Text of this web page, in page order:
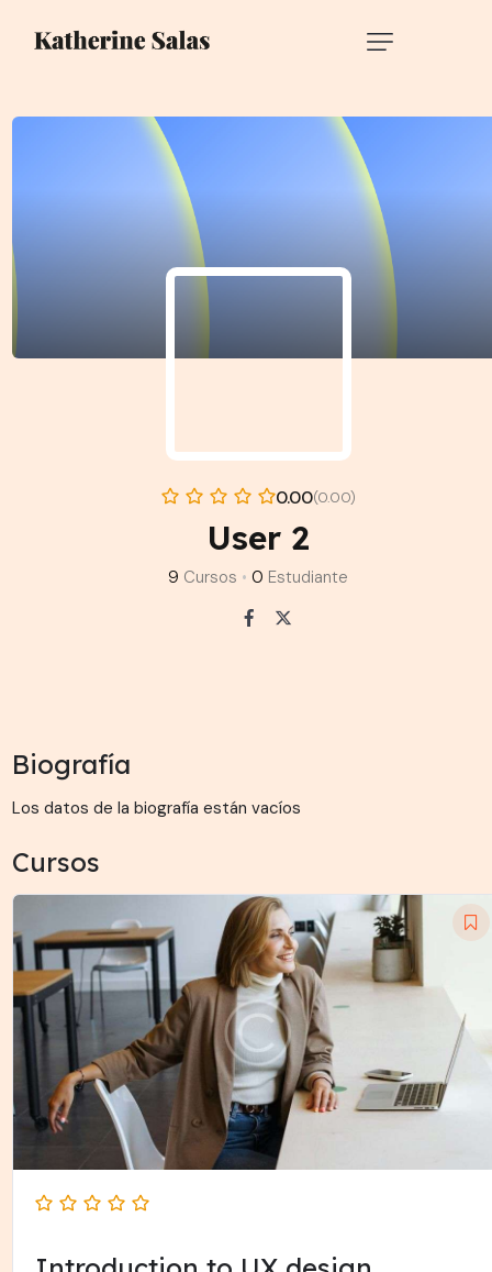
0.00(0.00)
User 2
9 Cursos • 0 Estudiante
Biografía
Los datos de la biografía están vacíos
Cursos